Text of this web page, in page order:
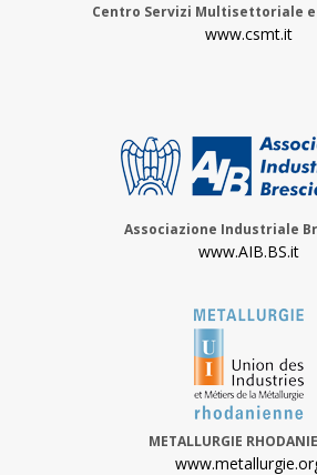
Centro Servizi Multisettoriale
www.csmt.it
Associazione Industriale
www.AIB.BS.it
METALLURGIE